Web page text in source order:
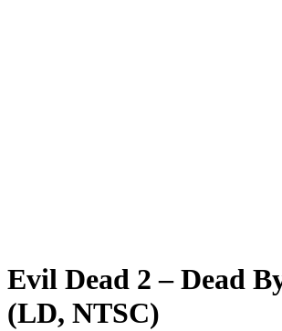
Evil Dead 2 – Dead
(LD, NTSC)